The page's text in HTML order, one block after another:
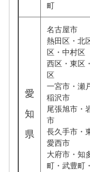
町
愛
知
県
名古屋市
熱田区・北
区・中村区
西区・東区
区
一宮市・瀬
稲沢市
尾張旭市・
市
長久手市・
愛西市
大府市・知
町・武豊町